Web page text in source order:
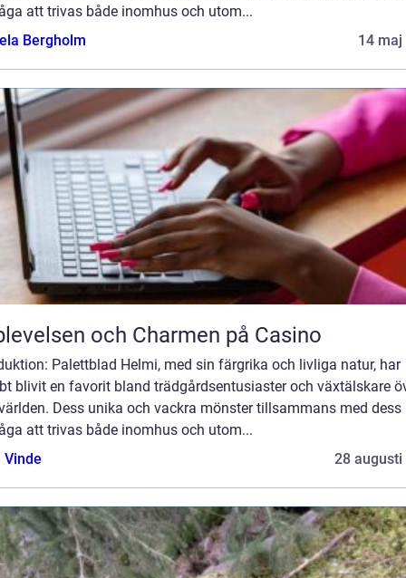
att trivas både inomhus och utom...
Bergholm
14 maj
och Charmen på Casino
Palettblad Helmi, med sin färgrika och livliga natur, har
blivit en favorit bland trädgårdsentusiaster och växtälskare
Dess unika och vackra mönster tillsammans med dess
att trivas både inomhus och utom...
Vinde
28 augusti